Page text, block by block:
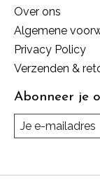
Over ons
Algemene
Privacy Policy
Verzenden &
Abonneer je